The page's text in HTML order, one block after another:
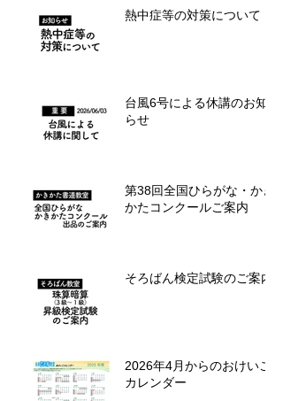
熱中症等の対策について
台風6号による休講のお知
らせ
第38回全国ひらがな・かき
かたコンクールご案内
そろばん検定試験のご案内
2026年4月からのおけいこ
カレンダー